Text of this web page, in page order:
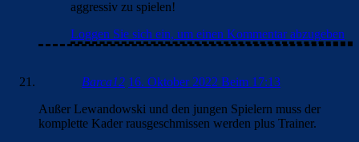
aggressiv zu spielen!
Loggen Sie sich ein, um einen Kommentar abzugeben
Barca12 16. Oktober 2022 Beim 17:13
Außer Lewandowski und den jungen Spielern muss der
komplette Kader rausgeschmissen werden plus Trainer.